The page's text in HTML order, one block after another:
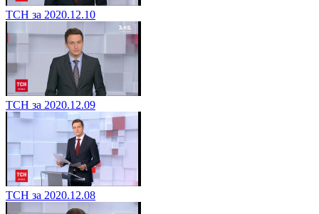
ТСН за 2020.12.10
ТСН за 2020.12.09
ТСН за 2020.12.08